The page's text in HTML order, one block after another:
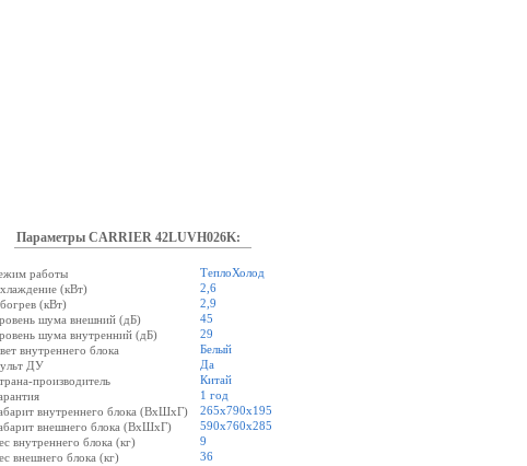
Параметры CARRIER 42LUVH026K:
работы
ТеплоХолод
(кВт)
2,6
(кВт)
2,9
шума внешний (дБ)
45
шума внутренний (дБ)
29
внутреннего блока
Белый
ДУ
Да
производитель
Китай
1 год
внутреннего блока (ВхШхГ)
265х790х195
внешнего блока (ВхШхГ)
590х760х285
внутреннего блока (кг)
9
внешнего блока (кг)
36